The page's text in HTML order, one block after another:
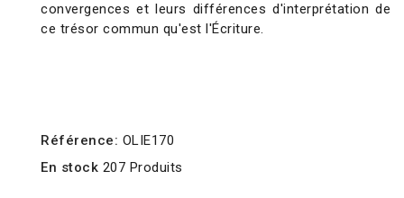
convergences et leurs différences d'interprétation de
ce trésor commun qu'est l'Écriture.
Référence: OLIE170
En stock 207 Produits